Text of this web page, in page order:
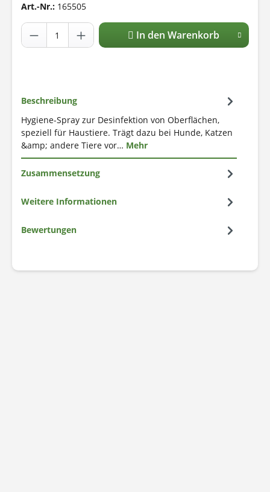
Art.-Nr.: 165505
In den Warenkorb
Beschreibung
Hygiene-Spray zur Desinfektion von Oberflächen,
speziell für Haustiere. Trägt dazu bei Hunde, Katzen
&amp; andere Tiere vor… Mehr
Zusammensetzung
Weitere Informationen
Bewertungen